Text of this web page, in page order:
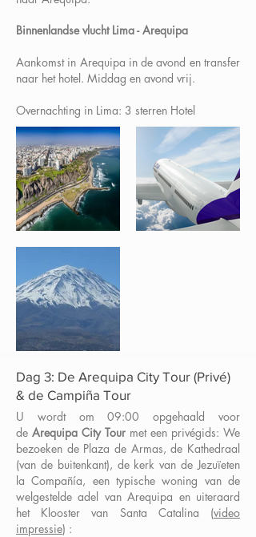
Binnenlandse vlucht Lima - Arequipa
Aankomst in Arequipa in de avond en transfer
naar het hotel. Middag en avond vrij.
Overnachting in Lima: 3 sterren Hotel
Dag 3: De Arequipa City Tour (Privé)
& de Campiña Tour
U wordt om 09:00 opgehaald voor
de Arequipa City Tour met een privégids: We
bezoeken de Plaza de Armas, de Kathedraal
(van de buitenkant), de kerk van de Jezuïeten
la Compañía, een typische woning van de
welgestelde adel van Arequipa en uiteraard
het Klooster van Santa Catalina (video
impressie) :